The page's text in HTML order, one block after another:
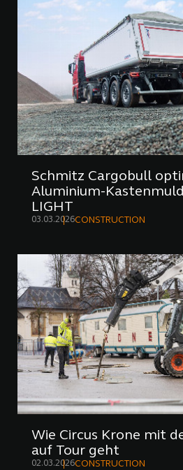
Schmitz Cargobull
Aluminium-
LIGHT
03.03.2026CONSTRUCTION
Wie Circus Krone mit
auf Tour geht
02.03.2026CONSTRUCTION